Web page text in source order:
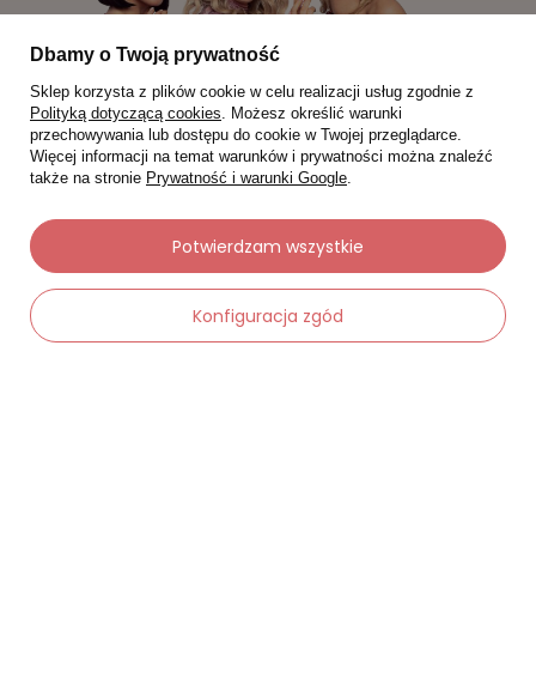
Moje zamówienia
Status zamówienia
Śledzenie przesyłki
Dbamy o Twoją prywatność
Sklep korzysta z plików cookie w celu realizacji usług zgodnie z
Polityką dotyczącą cookies. Możesz określić warunki
przechowywania lub dostępu do cookie w Twojej przeglądarce.
Więcej informacji na temat warunków i prywatności można znaleźć
także na stronie Prywatność i warunki Google.
Konfiguracja zgód
Potwierdzam wszystkie